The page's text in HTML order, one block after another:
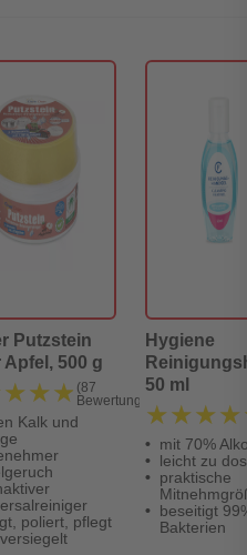
Putzstein
Apfel, 500 g
(87
Bewertungen)
Kalk und
poliert, pflegt
Hygiene
50 ml
mit 70%
leicht zu
praktische
beseitigt
Bakterien